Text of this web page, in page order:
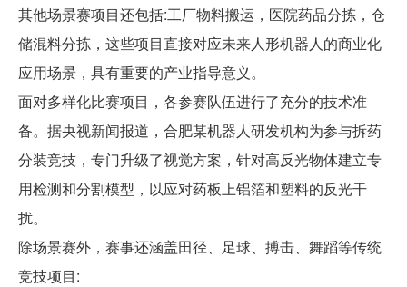
其他场景赛项目还包括:工厂物料搬运，医院药品分拣，仓
储混料分拣，这些项目直接对应未来人形机器人的商业化
应用场景，具有重要的产业指导意义。
面对多样化比赛项目，各参赛队伍进行了充分的技术准
备。据央视新闻报道，合肥某机器人研发机构为参与拆药
分装竞技，专门升级了视觉方案，针对高反光物体建立专
用检测和分割模型，以应对药板上铝箔和塑料的反光干
扰。
除场景赛外，赛事还涵盖田径、足球、搏击、舞蹈等传统
竞技项目: